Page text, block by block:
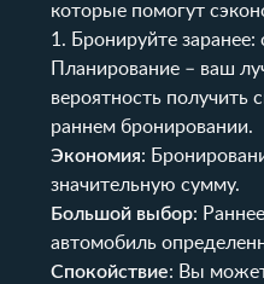
которые помогут
1. Бронируйте заранее:
Планирование – ваш
вероятность получить
раннем бронировании.
Экономия:
значительную сумму.
Большой выбор:
автомобиль
Спокойствие: Вы